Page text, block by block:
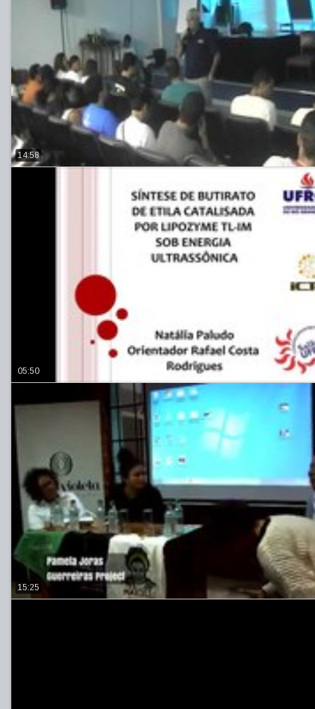
14:58
05:50
15:25